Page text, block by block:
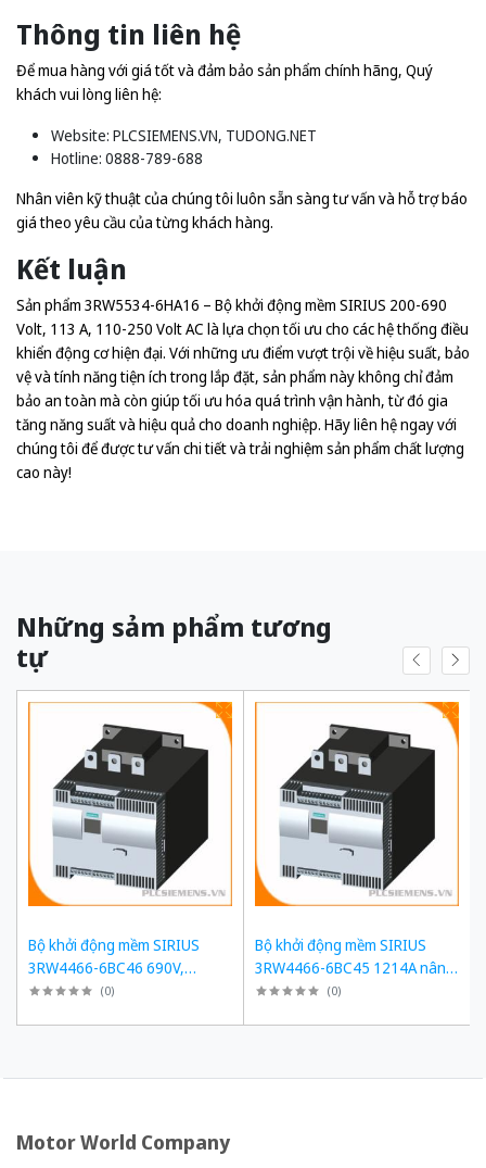
Thông tin liên hệ
Để mua hàng với giá tốt và đảm bảo sản phẩm chính hãng, Quý
khách vui lòng liên hệ:
Website: PLCSIEMENS.VN, TUDONG.NET
Hotline: 0888-789-688
Nhân viên kỹ thuật của chúng tôi luôn sẵn sàng tư vấn và hỗ trợ báo
giá theo yêu cầu của từng khách hàng.
Kết luận
Sản phẩm 3RW5534-6HA16 – Bộ khởi động mềm SIRIUS 200-690
Volt, 113 A, 110-250 Volt AC là lựa chọn tối ưu cho các hệ thống điều
khiển động cơ hiện đại. Với những ưu điểm vượt trội về hiệu suất, bảo
vệ và tính năng tiện ích trong lắp đặt, sản phẩm này không chỉ đảm
bảo an toàn mà còn giúp tối ưu hóa quá trình vận hành, từ đó gia
tăng năng suất và hiệu quả cho doanh nghiệp. Hãy liên hệ ngay với
chúng tôi để được tư vấn chi tiết và trải nghiệm sản phẩm chất lượng
cao này!
Những sảm phẩm tương
tự
Bộ khởi động mềm SIRIUS
3RW4466-6BC46 690V,
1214A, 1200kW
(0)
Bộ khởi động mềm SIRIUS
3RW4466-6BC45 1214A nâng
cấp 3RW5558-6HA16
(0)
Motor World Company